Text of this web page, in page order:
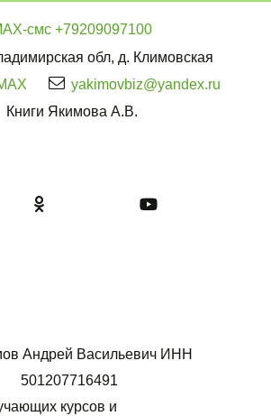
смс +79209097100
обл, д. Климовская
yakimovbiz@yandex.ru
Книги Якимова А.В.
Андрей Васильевич ИНН
501207716491
курсов и